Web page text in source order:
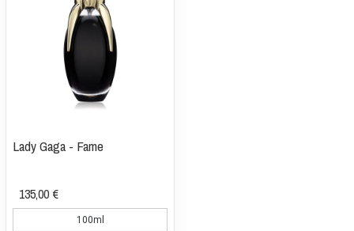
Lady Gaga - Fame
135,00 €
100ml